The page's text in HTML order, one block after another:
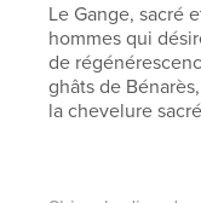
Le Gange, sacré
hommes qui
de
ghâts de
la chevelure